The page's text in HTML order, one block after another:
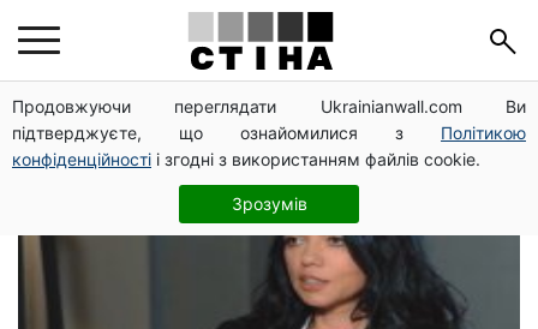
Продовжуючи переглядати Ukrainianwall.com Ви
підтверджуєте, що ознайомилися з Політикою
конфіденційності і згодні з використанням файлів cookie.
Зрозумів
Ирина Горовая